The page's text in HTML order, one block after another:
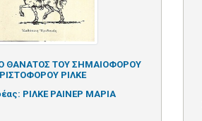
ΘΑΝΑΤΟΣ ΤΟΥ ΣΗΜΑΙΟΦΟΡΟΥ
ΡΙΛΚΕ
ΡΙΛΚΕ ΡΑΙΝΕΡ ΜΑΡΙΑ